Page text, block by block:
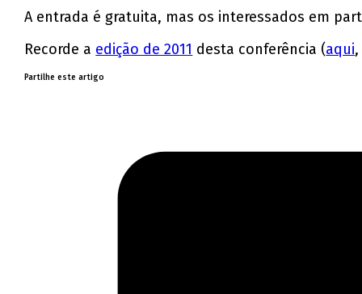
A entrada é gratuita, mas os interessados em
Recorde a edição de 2011 desta conferência (aqui
Partilhe este artigo